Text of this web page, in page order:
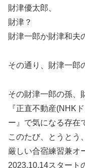
財津優太郎、
財津？
財津一郎か財津和夫
その通り、財津一郎
その財津一郎の孫、
『正直不動産(NHK
ー』で気になる存在
このたび、とうとう、
厳しい合宿練習兼オ
2023.10.14スタート